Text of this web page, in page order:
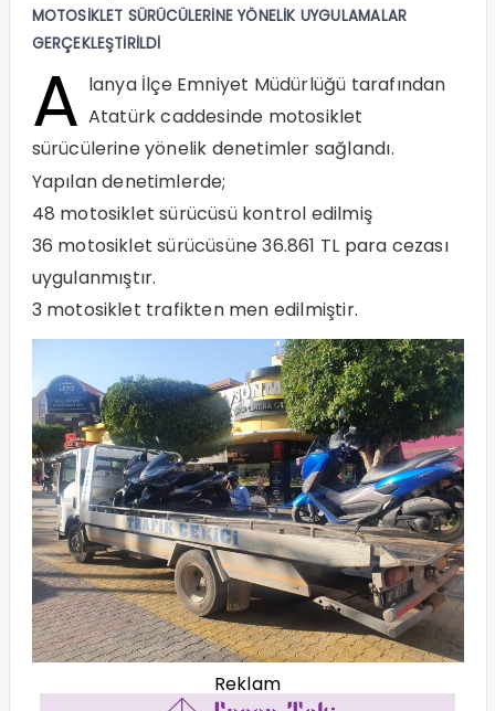
MOTOSİKLET SÜRÜCÜLERİNE YÖNELİK UYGULAMALAR
GERÇEKLEŞTİRİLDİ
A lanya İlçe Emniyet Müdürlüğü tarafından
Atatürk caddesinde motosiklet
sürücülerine yönelik denetimler sağlandı.
Yapılan denetimlerde;
48 motosiklet sürücüsü kontrol edilmiş
36 motosiklet sürücüsüne 36.861 TL para cezası
uygulanmıştır.
3 motosiklet trafikten men edilmiştir.
Reklam